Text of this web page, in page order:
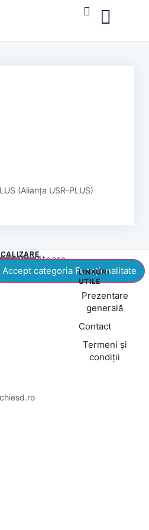
(Alianța USR-PLUS)
de cookie-uri.
Accept categoria Funcționalitate
LINKURI
UTILE
Prezentare
generală
Contact
Termeni și
condiții